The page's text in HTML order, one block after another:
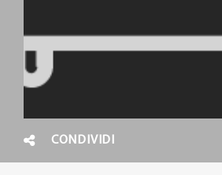
CONDIVIDI